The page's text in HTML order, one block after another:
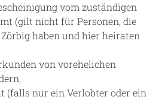
vom zuständigen
(gilt nicht für Personen, die
haben und hier heiraten
von vorehelichen
(falls nur ein Verlobter oder ein